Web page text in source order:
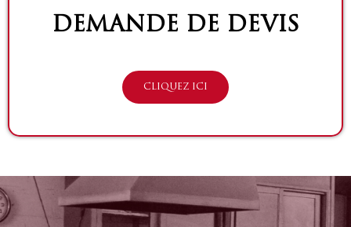
DEMANDE DE DEVIS
CLIQUEZ ICI